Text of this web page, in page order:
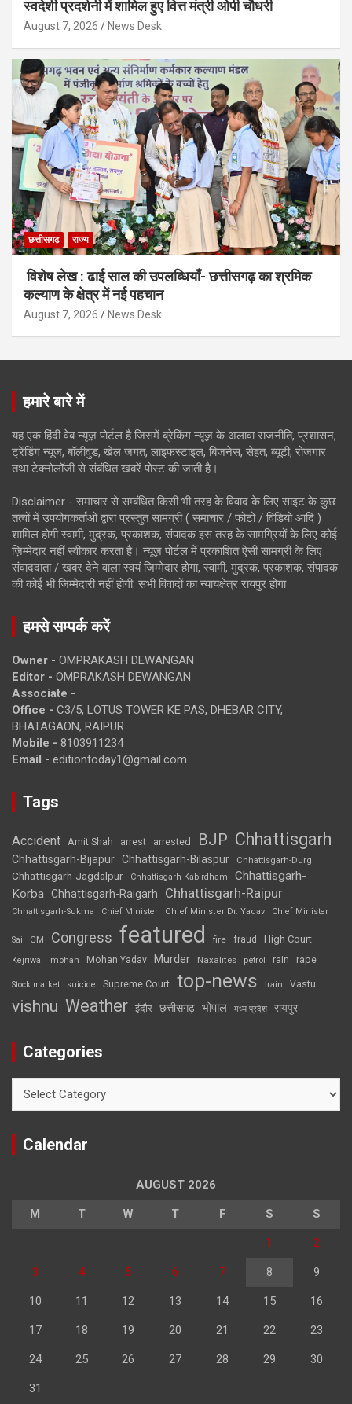
स्वदेशी प्रदर्शनी में शामिल हुए वित्त मंत्री ओपी चौधरी
August 7, 2026 News Desk
छत्तीसगढ़ राज्य
विशेष लेख : ढाई साल की उपलब्धियाँ- छत्तीसगढ़ का श्रमिक
कल्याण के क्षेत्र में नई पहचान
August 7, 2026 News Desk
हमारे बारे में
यह एक हिंदी वेब न्यूज़ पोर्टल है जिसमें ब्रेकिंग न्यूज़ के अलावा राजनीति, प्रशासन,
ट्रेंडिंग न्यूज, बॉलीवुड, खेल जगत, लाइफस्टाइल, बिजनेस, सेहत, ब्यूटी, रोजगार
तथा टेक्नोलॉजी से संबंधित खबरें पोस्ट की जाती है।
Disclaimer - समाचार से सम्बंधित किसी भी तरह के विवाद के लिए साइट के कुछ
तत्वों में उपयोगकर्ताओं द्वारा प्रस्तुत सामग्री ( समाचार / फोटो / विडियो आदि )
शामिल होगी स्वामी, मुद्रक, प्रकाशक, संपादक इस तरह के सामग्रियों के लिए कोई
ज़िम्मेदार नहीं स्वीकार करता है। न्यूज़ पोर्टल में प्रकाशित ऐसी सामग्री के लिए
संवाददाता / खबर देने वाला स्वयं जिम्मेदार होगा, स्वामी, मुद्रक, प्रकाशक, संपादक
की कोई भी जिम्मेदारी नहीं होगी. सभी विवादों का न्यायक्षेत्र रायपुर होगा
हमसे सम्पर्क करें
Owner - OMPRAKASH DEWANGAN
Editor - OMPRAKASH DEWANGAN
Associate -
Office - C3/5, LOTUS TOWER KE PAS, DHEBAR CITY,
BHATAGAON, RAIPUR
Mobile - 8103911234
Email - editiontoday1@gmail.com
Tags
Accident Amit Shah arrest arrested BJP Chhattisgarh
Chhattisgarh-Bijapur Chhattisgarh-Bilaspur Chhattisgarh-Durg
Chhattisgarh-Jagdalpur Chhattisgarh-Kabirdham
Chhattisgarh-
Korba Chhattisgarh-Raigarh Chhattisgarh-Raipur
Chhattisgarh-Sukma Chief Minister Chief Minister Dr. Yadav Chief Minister
Sai CM Congress featured fire fraud High Court
Kejriwal mohan Mohan Yadav Murder Naxalites petrol rain rape
Stock market suicide Supreme Court top-news train Vastu
vishnu Weather इंदौर छत्तीसगढ़ भोपाल मध्य प्रदेश रायपुर
Categories
Calendar
AUGUST 2026
M T W T F S S
1 2
3 4 5 6 7 8 9
10 11 12 13 14 15 16
17 18 19 20 21 22 23
24 25 26 27 28 29 30
31